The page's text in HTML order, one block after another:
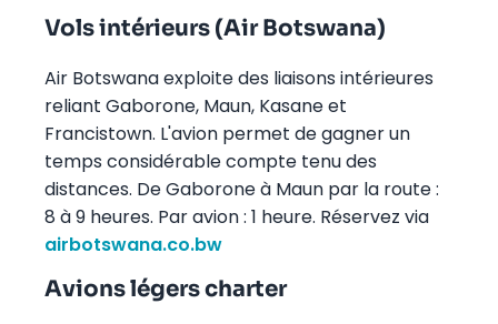
Vols intérieurs (Air Botswana)
Air Botswana exploite des liaisons intérieures
reliant Gaborone, Maun, Kasane et
Francistown. L'avion permet de gagner un
temps considérable compte tenu des
distances. De Gaborone à Maun par la route :
8 à 9 heures. Par avion : 1 heure. Réservez via
airbotswana.co.bw
Avions légers charter